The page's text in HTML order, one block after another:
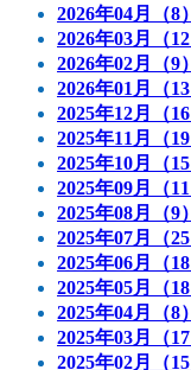
2026年04月（8）
2026年03月（12
2026年02月（9）
2026年01月（13
2025年12月（16
2025年11月（19
2025年10月（15
2025年09月（11
2025年08月（9）
2025年07月（25
2025年06月（18
2025年05月（18
2025年04月（8）
2025年03月（17
2025年02月（15